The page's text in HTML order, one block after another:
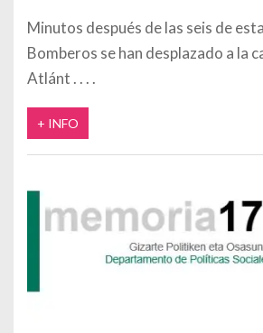
Minutos después de las seis de
Bomberos se han desplazado a la
Atlánt
+ INFO